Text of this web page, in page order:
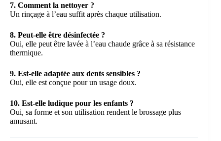
7. Comment la nettoyer ?
Un rinçage à l’eau suffit après chaque utilisation.
8. Peut-elle être désinfectée ?
Oui, elle peut être lavée à l’eau chaude grâce à sa résistance
thermique.
9. Est-elle adaptée aux dents sensibles ?
Oui, elle est conçue pour un usage doux.
10. Est-elle ludique pour les enfants ?
Oui, sa forme et son utilisation rendent le brossage plus
amusant.